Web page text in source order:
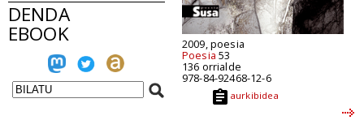
DENDA
EBOOK 2009, poesia
Poesia 53
136 orrialde
978-84-92468-12-6
aurkibidea